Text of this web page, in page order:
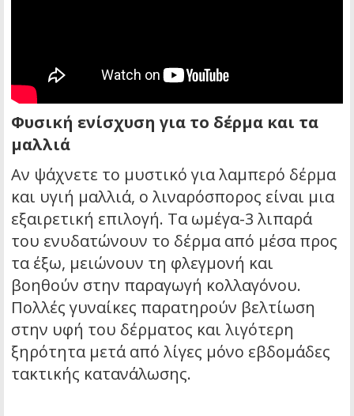
Φυσική ενίσχυση για το δέρμα και τα
μαλλιά
Αν ψάχνετε το μυστικό για λαμπερό δέρμα
και υγιή μαλλιά, ο λιναρόσπορος είναι μια
εξαιρετική επιλογή. Τα ωμέγα-3 λιπαρά
του ενυδατώνουν το δέρμα από μέσα προς
τα έξω, μειώνουν τη φλεγμονή και
βοηθούν στην παραγωγή κολλαγόνου.
Πολλές γυναίκες παρατηρούν βελτίωση
στην υφή του δέρματος και λιγότερη
ξηρότητα μετά από λίγες μόνο εβδομάδες
τακτικής κατανάλωσης.